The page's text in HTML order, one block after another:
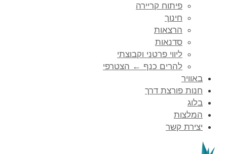
פיתוח קריירה
חינוך
הרצאות
סדנאות
ליווי פרטני וקבוצתי
להרים כנף ← הצטרפי
באוויר
חנות פורצת דרך
בלוג
המלצות
יצירת קשר